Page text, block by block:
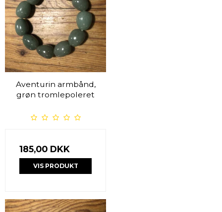
Aventurin armbånd,
grøn tromlepoleret
185,00 DKK
VIS PRODUKT